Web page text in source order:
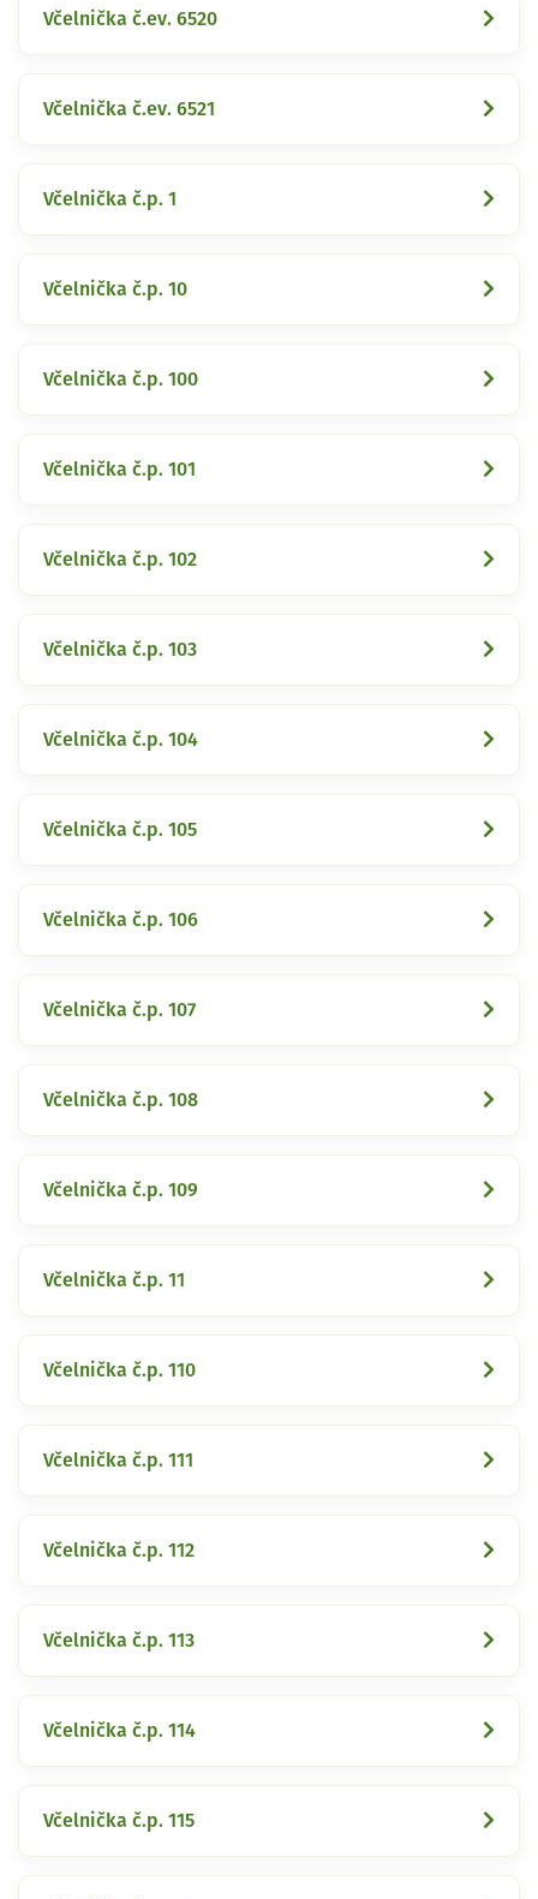
Včelnička č.ev. 6520
Včelnička č.ev. 6521
Včelnička č.p. 1
Včelnička č.p. 10
Včelnička č.p. 100
Včelnička č.p. 101
Včelnička č.p. 102
Včelnička č.p. 103
Včelnička č.p. 104
Včelnička č.p. 105
Včelnička č.p. 106
Včelnička č.p. 107
Včelnička č.p. 108
Včelnička č.p. 109
Včelnička č.p. 11
Včelnička č.p. 110
Včelnička č.p. 111
Včelnička č.p. 112
Včelnička č.p. 113
Včelnička č.p. 114
Včelnička č.p. 115